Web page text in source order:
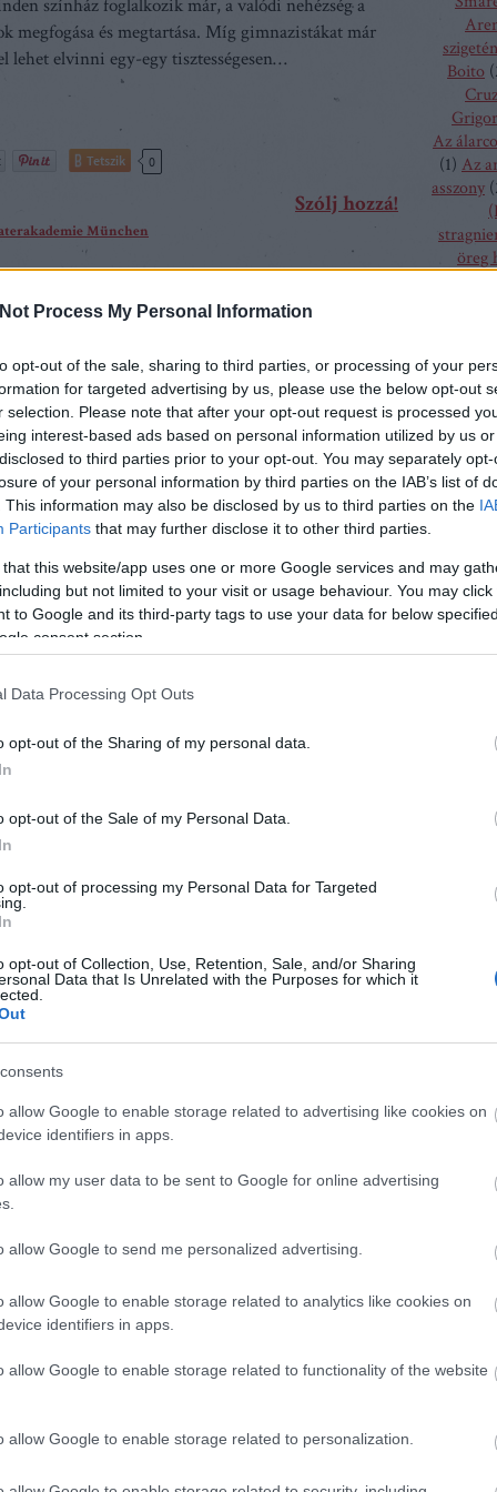
Process My Personal Information
opt-out of the sale, sharing to third parties, or processing of your
for targeted advertising by us, please use the below opt-out
selection. Please note that after your opt-out request is processed
interest-based ads based on personal information utilized by us
to third parties prior to your opt-out. You may separately
of your personal information by third parties on the IAB’s list of
This information may also be disclosed by us to third parties on the
Participants that may further disclose it to other third parties.
that this website/app uses one or more Google services and may
but not limited to your visit or usage behaviour. You may
to Google and its third-party tags to use your data for below
consent section.
Data Processing Opt Outs
opt-out of the Sharing of my personal data.
opt-out of the Sale of my Personal Data.
opt-out of processing my Personal Data for Targeted
opt-out of Collection, Use, Retention, Sale, and/or Sharing
Data that Is Unrelated with the Purposes for which it
allow Google to enable storage related to advertising like cookies on
identifiers in apps.
allow my user data to be sent to Google for online advertising
allow Google to send me personalized advertising.
allow Google to enable storage related to analytics like cookies on
identifiers in apps.
allow Google to enable storage related to functionality of the website
allow Google to enable storage related to personalization.
színház foglalkozik már, a valódi nehézség a
megfogása és megtartása. Míg gimnazistákat már
lehet elvinni egy-egy tisztességesen…
Tetszik 0
Szólj hozzá!
München
amelyben az ifjúság részben már
akkora öntudattal közlekedik a világban, mintha
fizikai Nobel-díj várományosa lenne, miközben 35
is szeret a szülei nyakán élni, meglehetősen nagy
a master képzéseknek és a nemzetközi…
Tetszik 0
haláltusát elképzelni, mint amikor 1918.
9-én Halál Guillaume-ra! – kiáltással vonultak a
ablaka alatt. Párizs népe természetesen nem
hanem II. Vilmos lemondása miatt ment az utcára.
1914-ben önkéntesként vonult be, de…
1 komment
MünchenKovalik Balázs
indul
[sic] zsenialitása: hogy szinte évről-évre újra meg
ejti az embereket olyan dolgokkal, amelyeken
az Oedipus Rex 1929-es magyarországi
után. Valahogy hasonló a helyzet Jonathan…
szigetén
Boito (
Cruz
Az
(1) Az
asszony (
öreg
fából
A
Gatsby
( 2) A
víg
Koncert
(15)
(2)
Bieito
)
Casa